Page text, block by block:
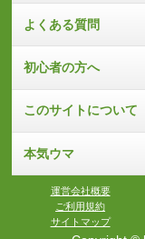
よくある質問
初心者の方へ
このサイトについて
本気ウマ
運営会社概要
ご利用規約
サイトマップ